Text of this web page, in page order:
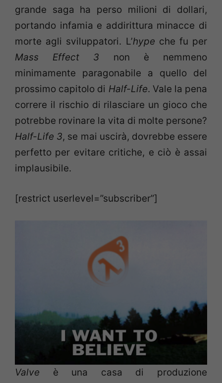
grande saga ha perso milioni di dollari,
portando infamia e addirittura minacce di
morte agli sviluppatori. L’hype che fu per
Mass Effect 3 non è nemmeno
minimamente paragonabile a quello del
prossimo capitolo di Half-Life. Vale la pena
correre il rischio di rilasciare un gioco che
potrebbe rovinare la vita di molte persone?
Half-Life 3, se mai uscirà, dovrebbe essere
perfetto per evitare critiche, e ciò è assai
implausibile.
[restrict userlevel=”subscriber”]
Valve è una casa di produzione